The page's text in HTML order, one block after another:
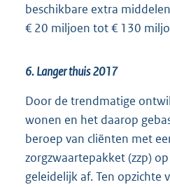
beschikbare extra
€ 20 miljoen tot € 130
6. Langer thuis 2017
Door de trendmatige
wonen en het daarop
beroep van cliënten met
zorgzwaartepakket (zzp)
geleidelijk af. Ten opzichte